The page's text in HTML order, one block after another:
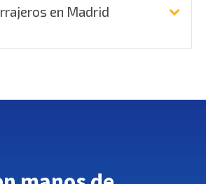
en Madrid